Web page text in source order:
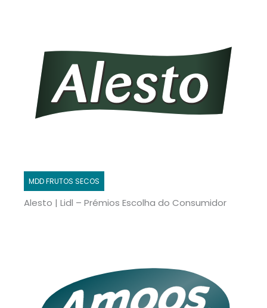
MDD FRUTOS SECOS
Alesto | Lidl – Prémios Escolha do Consumidor